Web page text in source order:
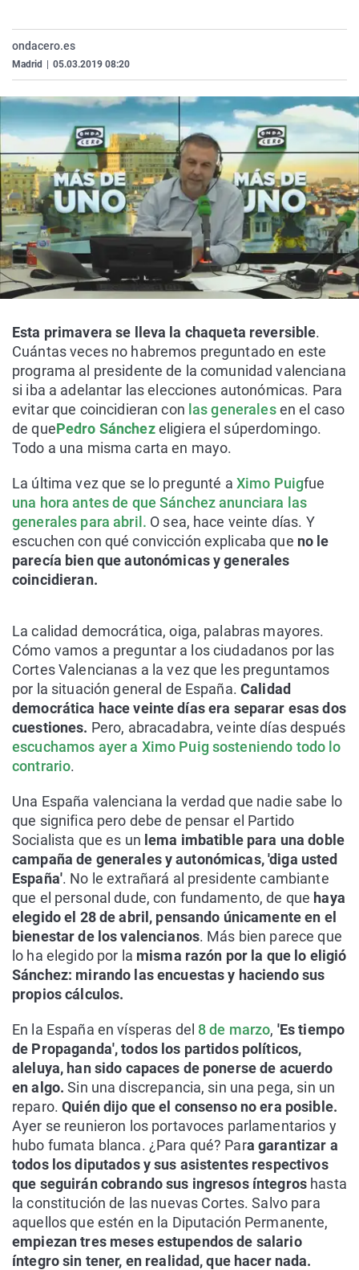
Operación Viuda
Navarra
País Vasco
ondacero.es
Madrid 05.03.2019 08:20
Esta primavera se lleva la chaqueta reversible.
Cuántas veces no habremos preguntado en este
programa al presidente de la comunidad valenciana
si iba a adelantar las elecciones autonómicas. Para
evitar que coincidieran con las generalesen el caso
de quePedro Sánchezeligiera el súperdomingo.
Todo a una misma carta en mayo.
La última vez que se lo pregunté a Ximo Puigfue
una hora antes de que Sánchez anunciara las
generales para abril. O sea, hace veinte días. Y
escuchen con qué convicción explicaba que no le
parecía bien que autonómicas y generales
coincidieran.
La calidad democrática, oiga, palabras mayores.
Cómo vamos a preguntar a los ciudadanos por las
Cortes Valencianas a la vez que les preguntamos
por la situación general de España.Calidad
democrática hace veinte días era separar esas dos
cuestiones. Pero, abracadabra, veinte días después
escuchamos ayer a Ximo Puig sosteniendo todo lo
contrario.
Una España valenciana la verdad que nadie sabe lo
que significa pero debe de pensar el Partido
Socialista que es un lema imbatible para una doble
campaña de generales y autonómicas, 'diga usted
España'. No le extrañará al presidente cambiante
que el personal dude, con fundamento, de que haya
elegido el 28 de abril, pensando únicamente en el
bienestar de los valencianos. Más bien parece que
lo ha elegido por la misma razón por la que lo eligió
Sánchez: mirando las encuestas y haciendo sus
propios cálculos.
En la España en vísperas del 8 de marzo, 'Es tiempo
de Propaganda', todos los partidos políticos,
aleluya, han sido capaces de ponerse de acuerdo
en algo.Sin una discrepancia, sin una pega, sin un
reparo.Quién dijo que el consenso no era posible.
Ayer se reunieron los portavoces parlamentarios y
hubo fumata blanca. ¿Para qué? Para garantizar a
todos los diputados y sus asistentes respectivos
que seguirán cobrando sus ingresos íntegros hasta
la constitución de las nuevas Cortes. Salvo para
aquellos que estén en la Diputación Permanente,
empiezan tres meses estupendos de salario
íntegro sin tener, en realidad, que hacer nada.